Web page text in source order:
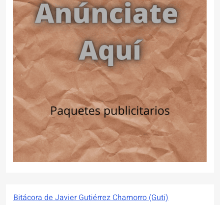
Bitácora de Javier Gutiérrez Chamorro (Guti)